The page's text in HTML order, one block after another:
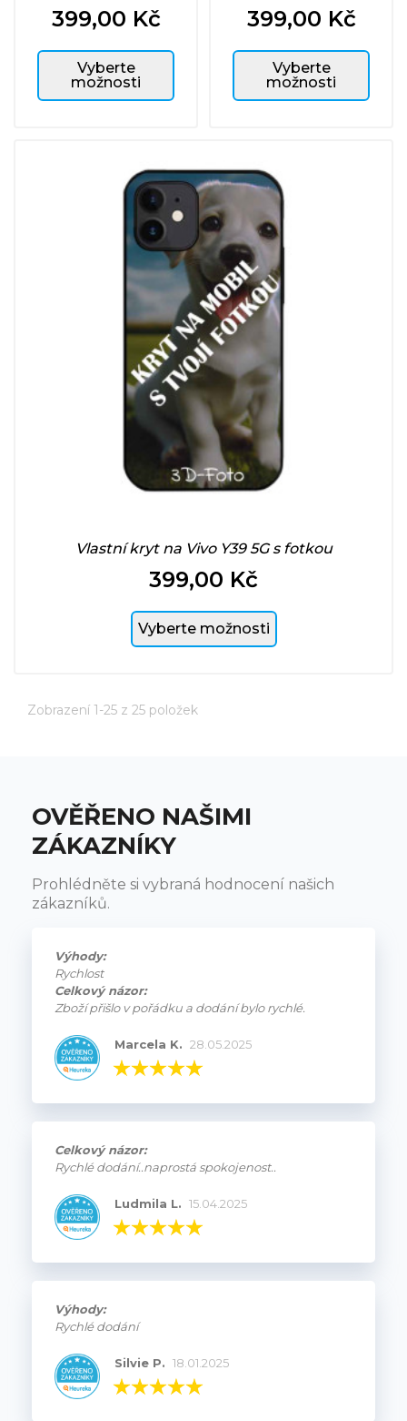
Cena
399,00 Kč
Vyberte
možnosti
Cena
399,00 Kč
Vyberte
možnosti
Vlastní kryt na Vivo Y39 5G s fotkou
Cena
399,00 Kč
Vyberte možnosti
Zobrazení 1-25 z 25 položek
OVĚŘENO NAŠIMI
ZÁKAZNÍKY
Prohlédněte si vybraná hodnocení našich
zákazníků.
Výhody:
Rychlost
Celkový názor:
Zboží přišlo v pořádku a dodání bylo rychlé.
Marcela K. 28.05.2025
Celkový názor:
Rychlé dodání..naprostá spokojenost..
Ludmila L. 15.04.2025
Výhody:
Rychlé dodání
Silvie P. 18.01.2025